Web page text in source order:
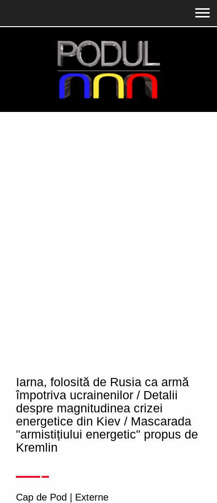
Iarna, folosită de Rusia ca armă
împotriva ucrainenilor / Detalii
despre magnitudinea crizei
energetice din Kiev / Mascarada
"armistițiului energetic" propus de
Kremlin
Cap de Pod Externe